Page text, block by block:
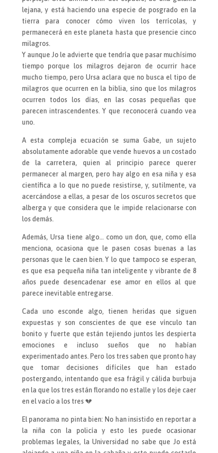
lejana, y está haciendo una especie de posgrado en la
tierra para conocer cómo viven los terrícolas, y
permanecerá en este planeta hasta que presencie cinco
milagros.
Y aunque Jo le advierte que tendría que pasar muchísimo
tiempo porque los milagros dejaron de ocurrir hace
mucho tiempo, pero Ursa aclara que no busca el tipo de
milagros que ocurren en la biblia, sino que los milagros
ocurren todos los días, en las cosas pequeñas que
parecen intrascendentes. Y que reconocerá cuando vea
uno.
A esta compleja ecuación se suma Gabe, un sujeto
absolutamente adorable que vende huevos a un costado
de la carretera, quien al principio parece querer
permanecer al margen, pero hay algo en esa niña y esa
científica a lo que no puede resistirse, y, sutilmente, va
acercándose a ellas, a pesar de los oscuros secretos que
alberga y que considera que le impide relacionarse con
los demás.
Además, Ursa tiene algo… como un don, que, como ella
menciona, ocasiona que le pasen cosas buenas a las
personas que le caen bien. Y lo que tampoco se esperan,
es que esa pequeña niña tan inteligente y vibrante de 8
años puede desencadenar ese amor en ellos al que
parece inevitable entregarse.
Cada uno esconde algo, tienen heridas que siguen
expuestas y son conscientes de que ese vínculo tan
bonito y fuerte que están tejiendo juntos les despierta
emociones e incluso sueños que no habían
experimentado antes. Pero los tres saben que pronto hay
que tomar decisiones difíciles que han estado
postergando, intentando que esa frágil y cálida burbuja
en la que los tres están florando no estalle y los deje caer
en el vacío a los tres 💔
El panorama no pinta bien: No han insistido en reportar a
la niña con la policía y esto les puede ocasionar
problemas legales, la Universidad no sabe que Jo está